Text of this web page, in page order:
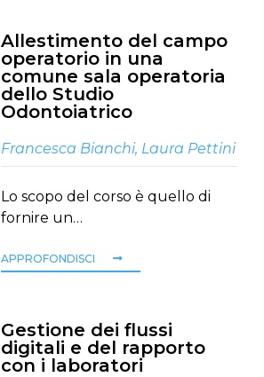
Allestimento del campo
operatorio in una
comune sala operatoria
dello Studio
Odontoiatrico
Francesca Bianchi, Laura Pettini
Lo scopo del corso è quello di
fornire un…
APPROFONDISCI
Gestione dei flussi
digitali e del rapporto
con i laboratori